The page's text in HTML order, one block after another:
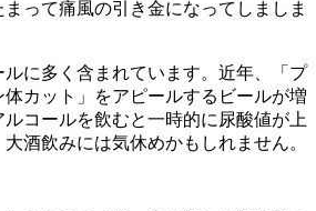
って痛風の引き金になってしましま
に多く含まれています。近年、「プ
体カット」をアピールするビールが増
コールを飲むと一時的に尿酸値が上
酒飲みには気休めかもしれません。